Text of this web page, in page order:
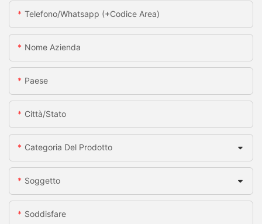
Telefono/whatsapp (+codice Area)
Nome Azienda
Paese
Città/stato
Categoria Del Prodotto
Soggetto
Soddisfare